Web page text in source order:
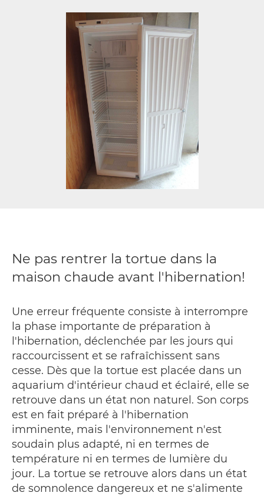
Ne pas rentrer la tortue dans la
maison chaude avant l'hibernation!
Une erreur fréquente consiste à interrompre
la phase importante de préparation à
l'hibernation, déclenchée par les jours qui
raccourcissent et se rafraîchissent sans
cesse. Dès que la tortue est placée dans un
aquarium d'intérieur chaud et éclairé, elle se
retrouve dans un état non naturel. Son corps
est en fait préparé à l'hibernation
imminente, mais l'environnement n'est
soudain plus adapté, ni en termes de
température ni en termes de lumière du
jour. La tortue se retrouve alors dans un état
de somnolence dangereux et ne s'alimente